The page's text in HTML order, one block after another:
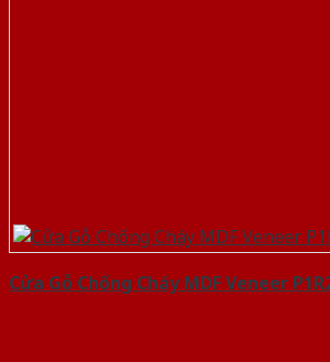
Cửa Gỗ Chống Cháy MDF Veneer